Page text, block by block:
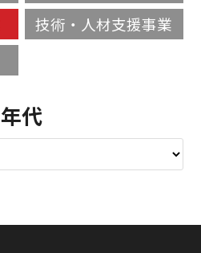
技術・人材支援事業
年代